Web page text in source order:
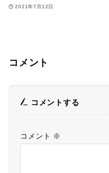
2021年7月12日
コメント
コメントする
コメント ※